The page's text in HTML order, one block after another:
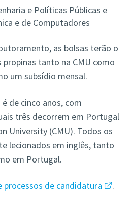
e Políticas Públicas e
e de Computadores
as bolsas terão o
tanto na CMU como
um subsídio mensal.
de cinco anos, com
três decorrem em Portugal
University (CMU). Todos os
lecionados em inglês, tanto
em Portugal.
de candidatura .